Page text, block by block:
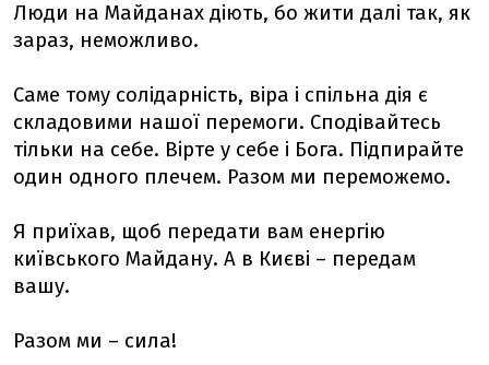
Люди на Майданах діють, бо жити далі так, як
зараз, неможливо.
Саме тому солідарність, віра і спільна дія є
складовими нашої перемоги. Сподівайтесь
тільки на себе. Вірте у себе і Бога. Підпирайте
один одного плечем. Разом ми переможемо.
Я приїхав, щоб передати вам енергію
київського Майдану. А в Києві – передам
вашу.
Разом ми – сила!